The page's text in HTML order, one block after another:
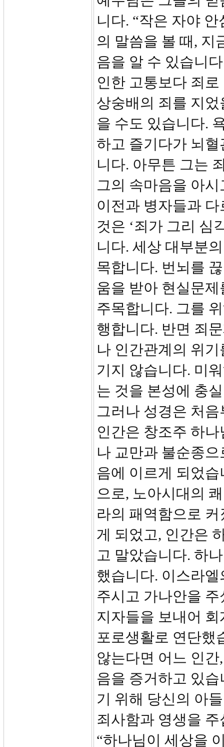
니다. “작은 자야
의 말씀을 볼 때, 지
음을 알 수 있습니
인한 고통보다 죄
상숭배의 죄를 지
을 수도 있습니다.
하고 즐기다가 뇌
니다. 아무튼 그는
그의 속마음을 아
이전과 병자들과
것은 ‘죄가 그리 심
니다. 세상 대부분
목합니다. 번뇌를
움을 받아 현실문
주목합니다. 그를
행합니다. 반면 죄
나 인간관계의 위
기지 않습니다. 미
는 것을 본성에 충
그러나 성경은 처
인간은 창조주 하
나 교만과 불순종
음에 이르게 되었
으로, 노아시대의
라의 패역함으로
게 되었고, 인간은
고 말았습니다. 하
했습니다. 이스라
주시고 가나안을
지자들을 보내어
포로생활로 연단했
않는다면 어느 인
음을 증거하고 있
기 위해 당신의 아
죄사함과 영생을
“하나님이 세상을